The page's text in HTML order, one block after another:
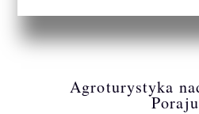
Agroturystyka